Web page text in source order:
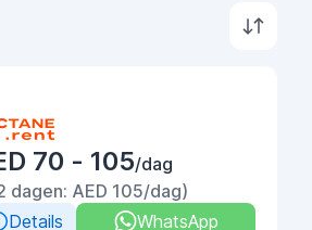
70 - 105/dag
dagen: AED 105/dag)
Details
WhatsApp